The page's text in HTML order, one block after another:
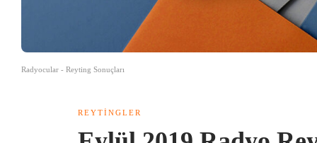
Radyocular - Reyting Sonuçları
REYTINGLER